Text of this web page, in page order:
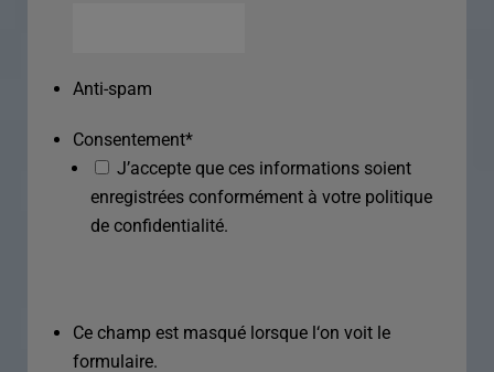
Anti-spam
Consentement*
J’accepte que ces informations soient
enregistrées conformément à votre politique
de confidentialité.
Ce champ est masqué lorsque l‘on voit le
formulaire.